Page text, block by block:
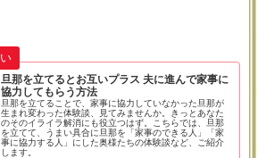
旦那を立てるとお互いプラス 夫に進んで家事に
協力してもらう方法
旦那を立てることで、家事に協力していなかった旦那が
生まれ変わった体験談、見てみませんか。きっとあなた
のそのイライラ解消にも役立つはず。こちらでは、旦那
を立てて、うまい具合に旦那を「家事のできる人」「家
事に協力する人」にした奥様たちの体験談など、ご紹介
します。